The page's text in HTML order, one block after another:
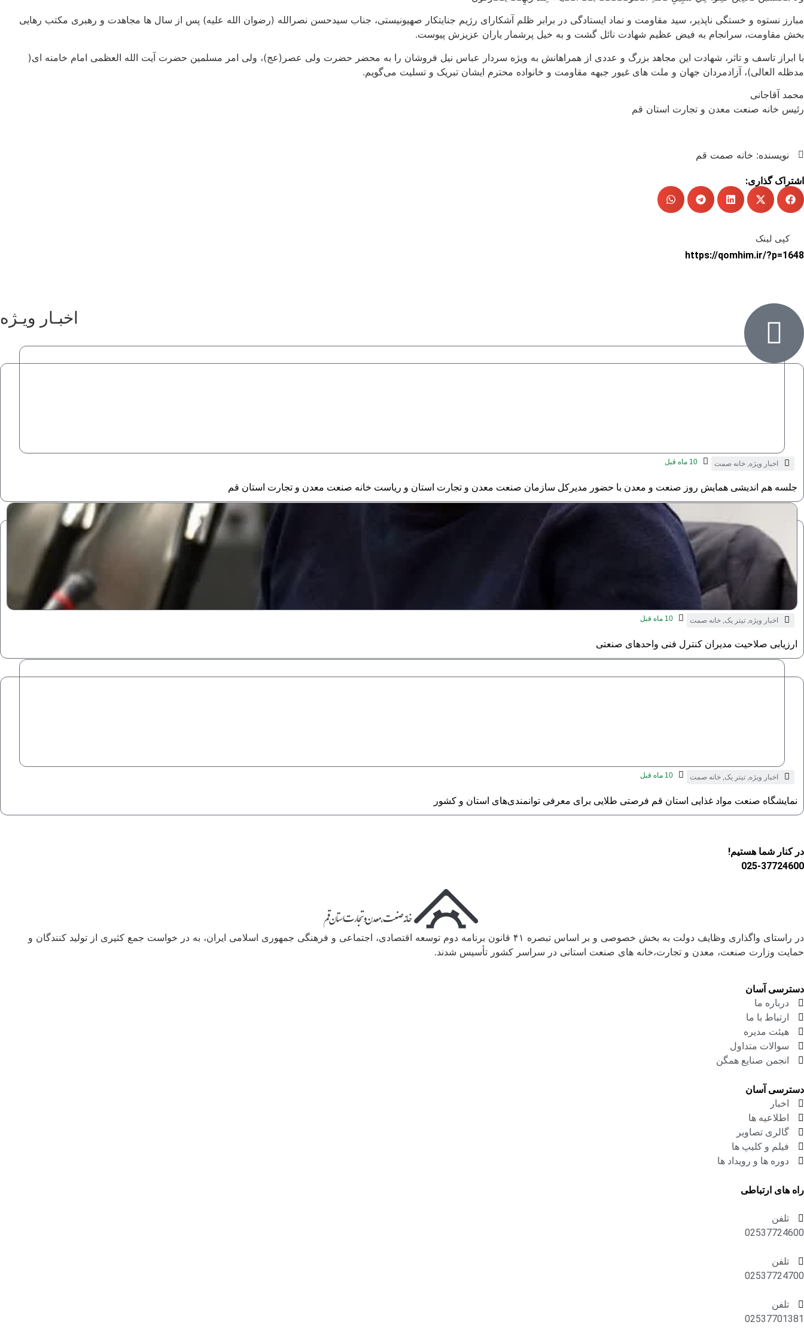
۰
۸
مبارز نستوه و خستگی ناپذیر، سید مقاومت و نماد ایستادگی در برابر ظلم آشکارای رژیم جنایتکار صهیونیستی، جناب سیدحسن نصرالله (رضوان الله علیه) پس از سال ها مجاهدت و رهبری مکتب رهایی
بخش مقاومت، سرانجام به فیض عظیم شهادت نائل گشت و به خیل پرشمار یاران عزیزش پیوست.
با ابراز تاسف و تاثر، شهادت این مجاهد بزرگ و عددی از همراهانش به ویژه سردار عباس نیل فروشان را به محضر حضرت ولی عصر(عج)، ولی امر مسلمین حضرت آیت الله العظمی امام خامنه ای(
مدظله العالی)، آزادمردان جهان و ملت های غیور جبهه مقاومت و خانواده محترم ایشان تبریک و تسلیت می‌گویم.
محمد آقاجانی
رئیس خانه صنعت معدن و تجارت استان قم
نویسنده: خانه صمت قم
اشتراک گذاری:
کپی لینک
https://qomhim.ir/?p=1648
اخبـار ویـژه
اخبار ویژه, خانه صمت 10 ماه قبل
جلسه هم اندیشی همایش روز صنعت و معدن با حضور مدیرکل سازمان صنعت معدن و تجارت استان و ریاست خانه صنعت معدن و تجارت استان قم
اخبار ویژه, تیتر یک, خانه صمت 10 ماه قبل
ارزیابی صلاحیت مدیران کنترل فنی واحدهای صنعتی
اخبار ویژه, تیتر یک, خانه صمت 10 ماه قبل
نمایشگاه صنعت مواد غذایی استان قم فرصتی طلایی برای معرفی توانمندی‌های استان و کشور
در کنار شما هستیم!
025-37724600
در راستای واگذاری وظایف دولت به بخش خصوصی و بر اساس تبصره ۴۱ قانون برنامه دوم توسعه اقتصادی، اجتماعی و فرهنگی جمهوری اسلامی ایران، به در خواست جمع کثیری از تولید کنندگان و
حمایت وزارت صنعت، معدن و تجارت،خانه های صنعت استانی در سراسر کشور تأسیس شدند.
دسترسی آسان
درباره ما
ارتباط با ما
هیئت مدیره
سوالات متداول
انجمن صنایع همگن
دسترسی آسان
اخبار
اطلاعیه ها
گالری تصاویر
فیلم و کلیپ ها
دوره ها و رویداد ها
راه های ارتباطی
تلفن
02537724600
تلفن
02537724700
تلفن
02537701381